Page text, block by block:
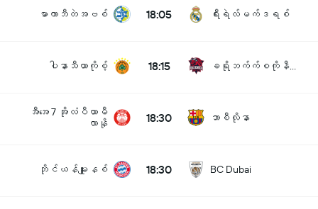
မာကာဘီတဲအဗစ် 18:05 ရီးရဲလ်မက်ဒရစ်
ပါနာသီယာကိုစ့် 18:15
အီအေ 7 အိုလံပီယာမီ
လာနို
18:30 ဘာစီလိုနာ
ဘိုင်ယန်မျူးနစ် 18:30 BC Dubai